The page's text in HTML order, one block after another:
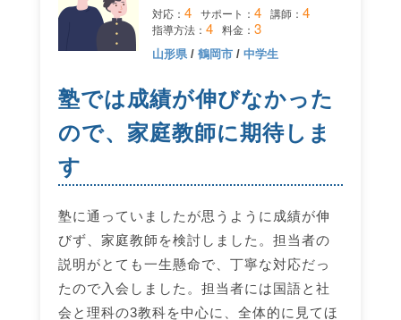
対応： 4 サポート： 4 講師： 4
指導方法： 4 料金： 3
山形県/ 鶴岡市/ 中学生
塾では成績が伸びなかった
ので、家庭教師に期待しま
す
塾に通っていましたが思うように成績が伸
びず、家庭教師を検討しました。担当者の
説明がとても一生懸命で、丁寧な対応だっ
たので入会しました。担当者には国語と社
会と理科の3教科を中心に、全体的に見てほ